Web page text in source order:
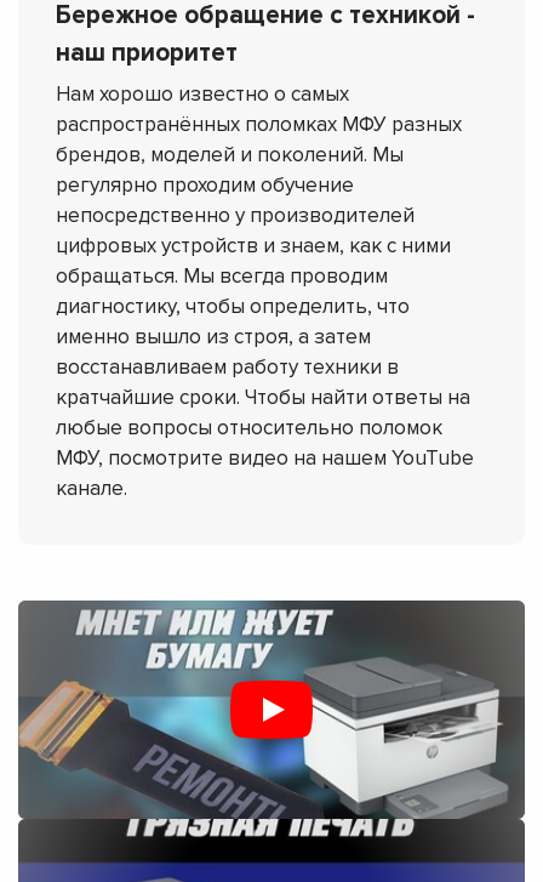
Бережное обращение с техникой -
наш приоритет
Нам хорошо известно о самых
распространённых поломках МФУ разных
брендов, моделей и поколений. Мы
регулярно проходим обучение
непосредственно у производителей
цифровых устройств и знаем, как с ними
обращаться. Мы всегда проводим
диагностику, чтобы определить, что
именно вышло из строя, а затем
восстанавливаем работу техники в
кратчайшие сроки. Чтобы найти ответы на
любые вопросы относительно поломок
МФУ, посмотрите видео на нашем YouTube
канале.